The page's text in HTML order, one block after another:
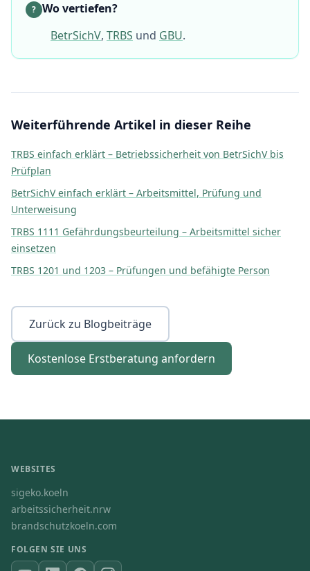
? Wo vertiefen?
BetrSichV, TRBS und GBU.
Weiterführende Artikel in dieser Reihe
TRBS einfach erklärt – Betriebssicherheit von BetrSichV bis
Prüfplan
BetrSichV einfach erklärt – Arbeitsmittel, Prüfung und
Unterweisung
TRBS 1111 Gefährdungsbeurteilung – Arbeitsmittel sicher
einsetzen
TRBS 1201 und 1203 – Prüfungen und befähigte Person
Zurück zu Blogbeiträge
Kostenlose Erstberatung anfordern
WEBSITES
sigeko.koeln
arbeitssicherheit.nrw
brandschutzkoeln.com
FOLGEN SIE UNS